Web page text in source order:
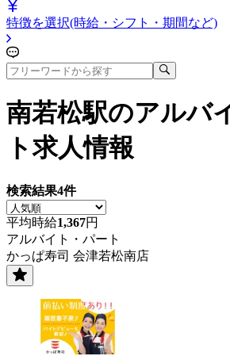
特徴を選択(時給・シフト・期間など)
南若松駅のアルバ
ト求人情報
検索結果4件
平均時給1,367円
アルバイト・パート
かっぱ寿司 会津若松南店